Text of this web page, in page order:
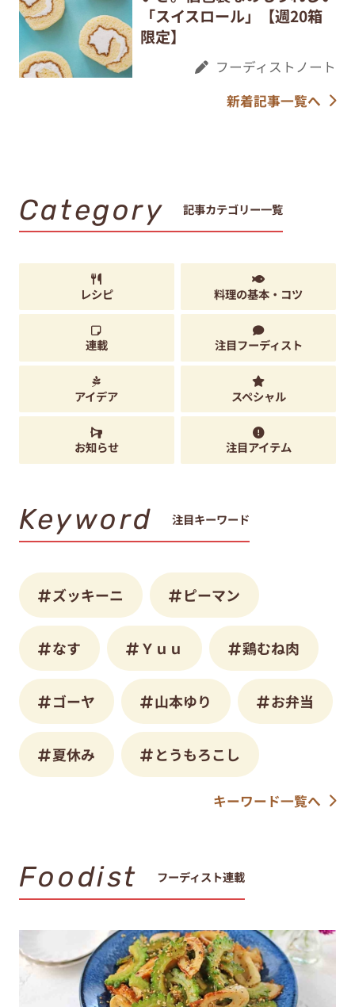
「スイスロール」【週20箱
限定】
フーディストノート
新着記事一覧へ
Category 記事カテゴリー一覧
レシピ 料理の基本・コツ
連載 注目フーディスト
アイデア スペシャル
お知らせ 注目アイテム
Keyword 注目キーワード
ズッキーニ ピーマン
なす Ｙｕｕ 鶏むね肉
ゴーヤ 山本ゆり お弁当
夏休み とうもろこし
キーワード一覧へ
Foodist フーディスト連載